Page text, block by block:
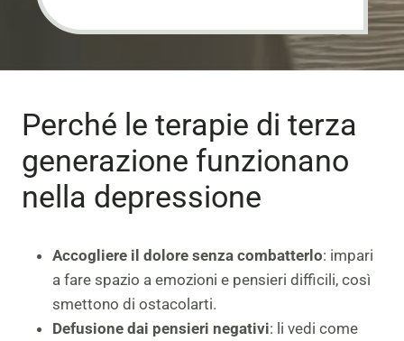
Perché le terapie di terza
generazione funzionano
nella depressione
Accogliere il dolore senza combatterlo: impari
a fare spazio a emozioni e pensieri difficili, così
smettono di ostacolarti.
Defusione dai pensieri negativi: li vedi come